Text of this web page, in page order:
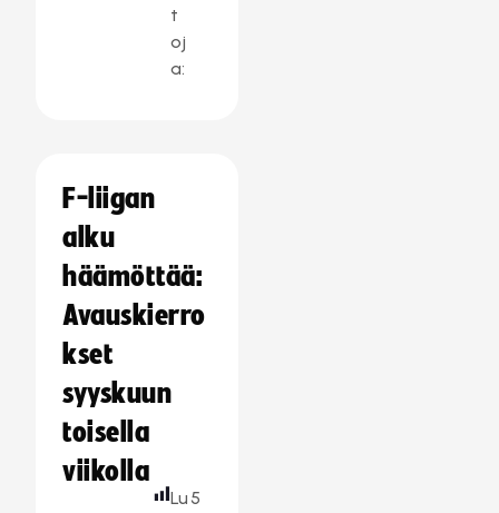
t
oj
a:
F-liigan
alku
häämöttää:
Avauskierro
kset
syyskuun
toisella
viikolla
Lu 5